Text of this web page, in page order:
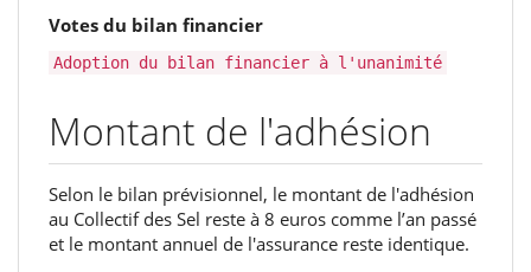
Votes du bilan financier
Adoption du bilan financier à l'unanimité
Montant de l'adhésion
Selon le bilan prévisionnel,‭ ‬le montant de l'adhésion
au Collectif des Sel‭ ‬reste à‭ ‬8‭ ‬euros comme‭ ‬l’an passé
et le montant annuel de l'assurance reste identique.